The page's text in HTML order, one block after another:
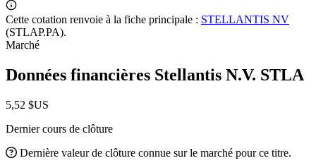
Cette cotation renvoie à la fiche principale : STELLANTIS NV
(STLAP.PA).
Marché
Données financières Stellantis N.V. STLA
5,52 $US
Dernier cours de clôture
Dernière valeur de clôture connue sur le marché pour ce titre.